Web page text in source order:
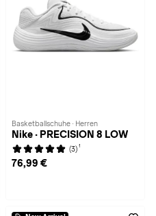
Basketballschuhe · Herren
Nike · PRECISION 8 LOW
(3) 1
76,99 €